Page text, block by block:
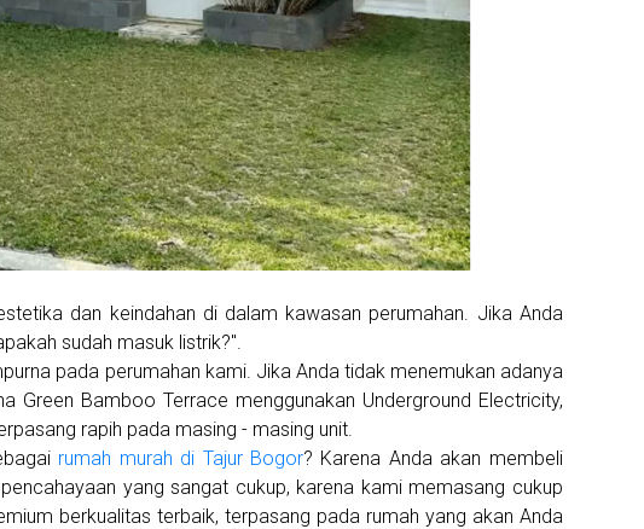
dan keindahan di dalam kawasan perumahan. Jika Anda
sudah masuk listrik?".
pada perumahan kami. Jika Anda tidak menemukan adanya
Green Bamboo Terrace menggunakan Underground Electricity,
rapih pada masing - masing unit.
rumah murah di Tajur Bogor? Karena Anda akan membeli
yang sangat cukup, karena kami memasang cukup
berkualitas terbaik, terpasang pada rumah yang akan Anda